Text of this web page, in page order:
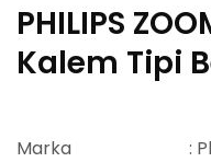
PHILIPS
Kalem Tipi
Marka
: